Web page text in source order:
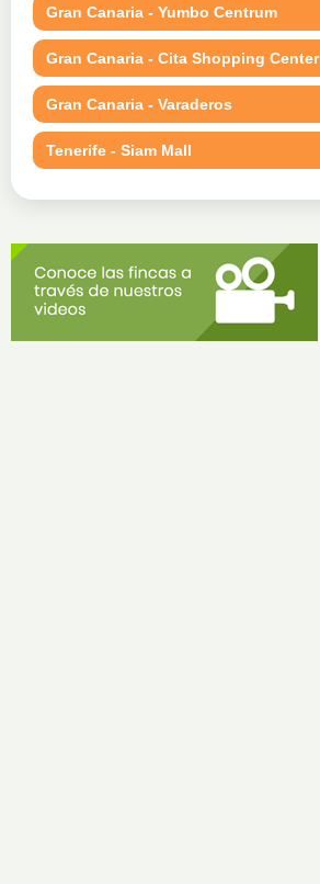
Gran Canaria - Yumbo Centrum
Gran Canaria - Cita Shopping Center
Gran Canaria - Varaderos
Tenerife - Siam Mall